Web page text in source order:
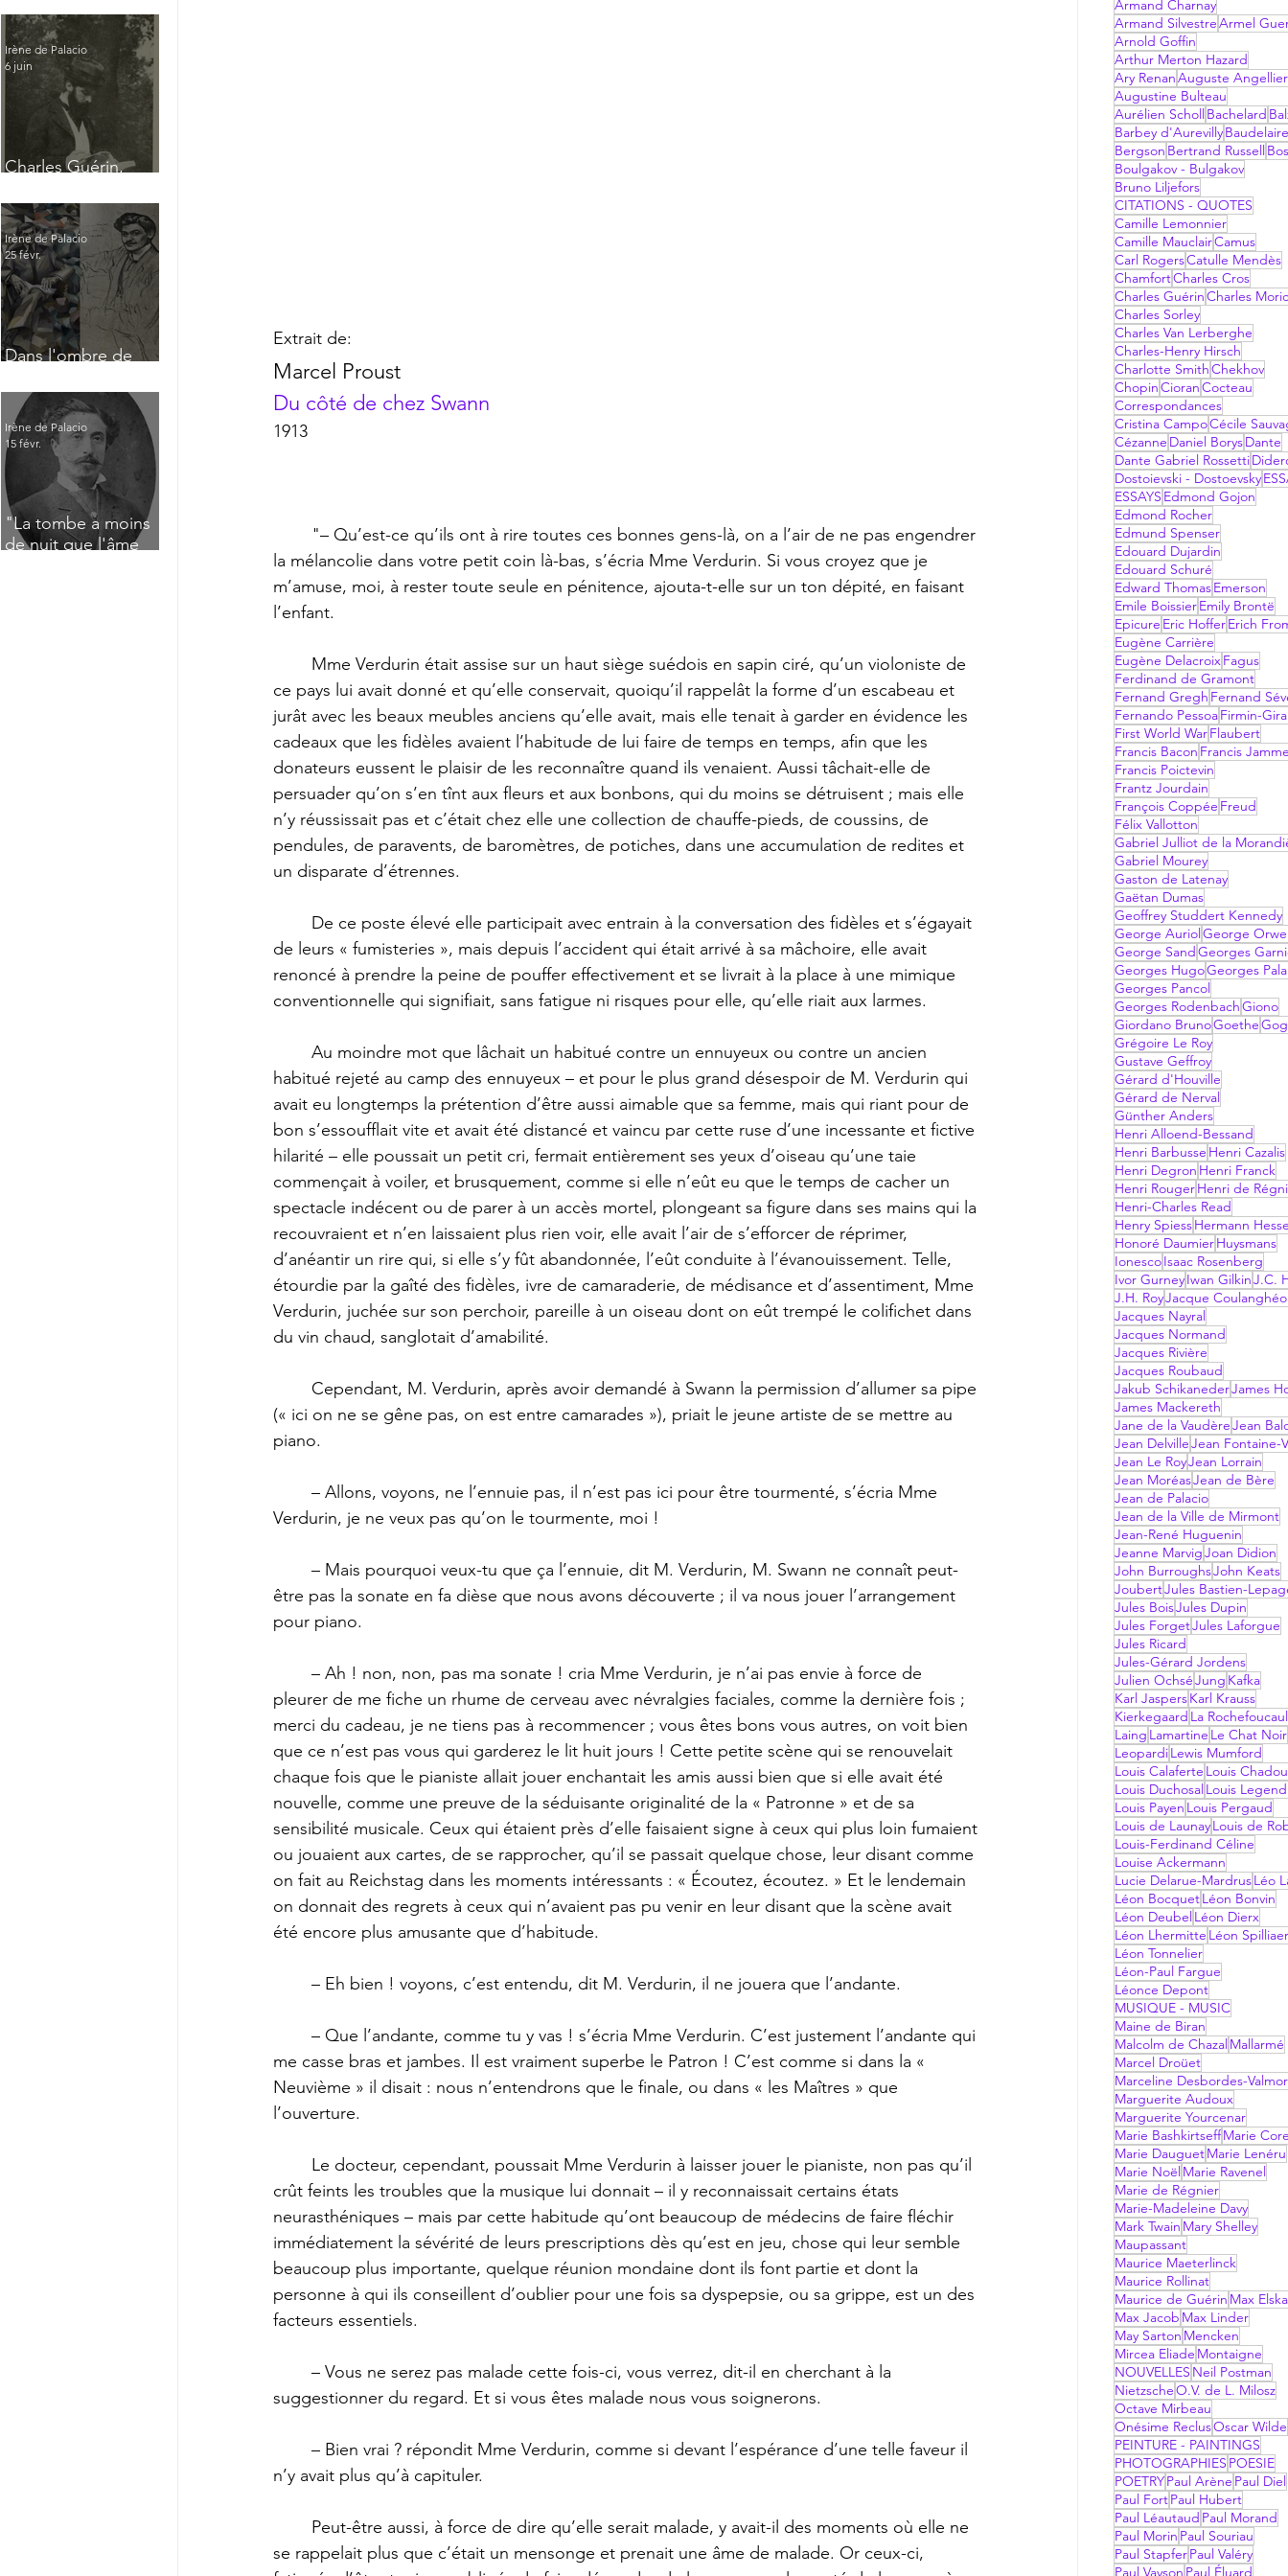
Charles Guérin,
Irène de Palacio
6 juin
Dans l'ombre de
Irène de Palacio
25 févr.
"La tombe a moins
de nuit que l'âme
Irène de Palacio
15 févr.
Extrait de:
Marcel Proust
Du côté de chez Swann
1913
la mélancolie dans votre petit coin là-bas, s’écria Mme Verdurin. Si vous croyez que je
m’amuse, moi, à rester toute seule en pénitence, ajouta-t-elle sur un ton dépité, en faisant
l’enfant.
ce pays lui avait donné et qu’elle conservait, quoiqu’il rappelât la forme d’un escabeau et
jurât avec les beaux meubles anciens qu’elle avait, mais elle tenait à garder en évidence les
cadeaux que les fidèles avaient l’habitude de lui faire de temps en temps, afin que les
donateurs eussent le plaisir de les reconnaître quand ils venaient. Aussi tâchait-elle de
persuader qu’on s’en tînt aux fleurs et aux bonbons, qui du moins se détruisent ; mais elle
n’y réussissait pas et c’était chez elle une collection de chauffe-pieds, de coussins, de
pendules, de paravents, de baromètres, de potiches, dans une accumulation de redites et
un disparate d’étrennes.
de leurs « fumisteries », mais depuis l’accident qui était arrivé à sa mâchoire, elle avait
renoncé à prendre la peine de pouffer effectivement et se livrait à la place à une mimique
conventionnelle qui signifiait, sans fatigue ni risques pour elle, qu’elle riait aux larmes.
habitué rejeté au camp des ennuyeux – et pour le plus grand désespoir de M. Verdurin qui
avait eu longtemps la prétention d’être aussi aimable que sa femme, mais qui riant pour de
bon s’essoufflait vite et avait été distancé et vaincu par cette ruse d’une incessante et fictive
hilarité – elle poussait un petit cri, fermait entièrement ses yeux d’oiseau qu’une taie
commençait à voiler, et brusquement, comme si elle n’eût eu que le temps de cacher un
spectacle indécent ou de parer à un accès mortel, plongeant sa figure dans ses mains qui la
recouvraient et n’en laissaient plus rien voir, elle avait l’air de s’efforcer de réprimer,
d’anéantir un rire qui, si elle s’y fût abandonnée, l’eût conduite à l’évanouissement. Telle,
étourdie par la gaîté des fidèles, ivre de camaraderie, de médisance et d’assentiment, Mme
Verdurin, juchée sur son perchoir, pareille à un oiseau dont on eût trempé le colifichet dans
du vin chaud, sanglotait d’amabilité.
(« ici on ne se gêne pas, on est entre camarades »), priait le jeune artiste de se mettre au
piano.
Verdurin, je ne veux pas qu’on le tourmente, moi !
être pas la sonate en fa dièse que nous avons découverte ; il va nous jouer l’arrangement
pour piano.
pleurer de me fiche un rhume de cerveau avec névralgies faciales, comme la dernière fois ;
merci du cadeau, je ne tiens pas à recommencer ; vous êtes bons vous autres, on voit bien
que ce n’est pas vous qui garderez le lit huit jours ! Cette petite scène qui se renouvelait
chaque fois que le pianiste allait jouer enchantait les amis aussi bien que si elle avait été
nouvelle, comme une preuve de la séduisante originalité de la « Patronne » et de sa
sensibilité musicale. Ceux qui étaient près d’elle faisaient signe à ceux qui plus loin fumaient
ou jouaient aux cartes, de se rapprocher, qu’il se passait quelque chose, leur disant comme
on fait au Reichstag dans les moments intéressants : « Écoutez, écoutez. » Et le lendemain
on donnait des regrets à ceux qui n’avaient pas pu venir en leur disant que la scène avait
été encore plus amusante que d’habitude.
	– Eh bien ! voyons, c’est entendu, dit M. Verdurin, il ne jouera que l’andante.
me casse bras et jambes. Il est vraiment superbe le Patron ! C’est comme si dans la «
Neuvième » il disait : nous n’entendrons que le finale, ou dans « les Maîtres » que
l’ouverture.
crût feints les troubles que la musique lui donnait – il y reconnaissait certains états
neurasthéniques – mais par cette habitude qu’ont beaucoup de médecins de faire fléchir
immédiatement la sévérité de leurs prescriptions dès qu’est en jeu, chose qui leur semble
beaucoup plus importante, quelque réunion mondaine dont ils font partie et dont la
personne à qui ils conseillent d’oublier pour une fois sa dyspepsie, ou sa grippe, est un des
facteurs essentiels.
suggestionner du regard. Et si vous êtes malade nous vous soignerons.
n’y avait plus qu’à capituler.
se rappelait plus que c’était un mensonge et prenait une âme de malade. Or ceux-ci,
Armand Charnay
Armand SilvestreArmel
Arnold Goffin
Arthur Merton Hazard
Ary RenanAuguste Angellier
Augustine Bulteau
Aurélien Scholl Bachelard
Barbey d'AurevillyBaudelaire
Bergson Bertrand Russell
Boulgakov - Bulgakov
Bruno Liljefors
CITATIONS - QUOTES
Camille Lemonnier
Camille MauclairCamus
Carl RogersCatulle Mendès
ChamfortCharles Cros
Charles GuérinCharles
Charles Sorley
Charles Van Lerberghe
Charles-Henry Hirsch
Charlotte SmithChekhov
ChopinCioranCocteau
Correspondances
Cristina CampoCécile
Cézanne Daniel BorysDante
Dante Gabriel Rossetti
Dostoievski - Dostoevsky
ESSAYS Edmond Gojon
Edmond Rocher
Edmund Spenser
Edouard Dujardin
Edouard Schuré
Edward ThomasEmerson
Emile BoissierEmily Brontë
Epicure Eric HofferErich
Eugène Carrière
Eugène DelacroixFagus
Ferdinand de Gramont
Fernand Gregh Fernand
Fernando PessoaFirmin-
First World WarFlaubert
Francis Bacon Francis
Francis Poictevin
Frantz Jourdain
François Coppée Freud
Félix Vallotton
Gabriel Julliot de la
Gabriel Mourey
Gaston de Latenay
Gaëtan Dumas
Geoffrey Studdert Kennedy
George Auriol George
George Sand Georges
Georges HugoGeorges
Georges Pancol
Georges RodenbachGiono
Giordano BrunoGoethe
Grégoire Le Roy
Gustave Geffroy
Gérard d'Houville
Gérard de Nerval
Günther Anders
Henri Alloend-Bessand
Henri Barbusse Henri Cazalis
Henri Degron Henri Franck
Henri RougerHenri de
Henri-Charles Read
Henry SpiessHermann
Honoré DaumierHuysmans
IonescoIsaac Rosenberg
Ivor GurneyIwan GilkinJ.C.
J.H. RoyJacque
Jacques Nayral
Jacques Normand
Jacques Rivière
Jacques Roubaud
Jakub SchikanederJames
James Mackereth
Jane de la VaudèreJean
Jean DelvilleJean Fontaine-
Jean Le RoyJean Lorrain
Jean MoréasJean de Bère
Jean de Palacio
Jean de la Ville de Mirmont
Jean-René Huguenin
Jeanne MarvigJoan Didion
John BurroughsJohn Keats
JoubertJules Bastien-
Jules BoisJules Dupin
Jules ForgetJules Laforgue
Jules Ricard
Jules-Gérard Jordens
Julien OchséJung Kafka
Karl JaspersKarl Krauss
Kierkegaard La
Laing Lamartine Le Chat Noir
LeopardiLewis Mumford
Louis Calaferte Louis
Louis Duchosal Louis
Louis Payen Louis Pergaud
Louis de LaunayLouis de
Louis-Ferdinand Céline
Louise Ackermann
Lucie Delarue-MardrusLéo
Léon BocquetLéon Bonvin
Léon Deubel Léon Dierx
Léon Lhermitte Léon
Léon Tonnelier
Léon-Paul Fargue
Léonce Depont
MUSIQUE - MUSIC
Maine de Biran
Malcolm de Chazal Mallarmé
Marcel Droüet
Marceline Desbordes-
Marguerite Audoux
Marguerite Yourcenar
Marie BashkirtseffMarie
Marie DauguetMarie Lenéru
Marie Noël Marie Ravenel
Marie de Régnier
Marie-Madeleine Davy
Mark Twain Mary Shelley
Maupassant
Maurice Maeterlinck
Maurice Rollinat
Maurice de Guérin Max
Max Jacob Max Linder
May Sarton Mencken
Mircea Eliade Montaigne
NOUVELLES Neil Postman
NietzscheO.V. de L. Milosz
Octave Mirbeau
Onésime ReclusOscar Wilde
PEINTURE - PAINTINGS
PHOTOGRAPHIES POESIE
POETRYPaul Arène Paul Diel
Paul FortPaul Hubert
Paul Léautaud Paul Morand
Paul Morin Paul Souriau
Paul StapferPaul Valéry